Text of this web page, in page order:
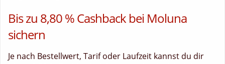
Bis zu 8,80 % Cashback bei Moluna
sichern
Je nach Bestellwert, Tarif oder Laufzeit kannst du dir